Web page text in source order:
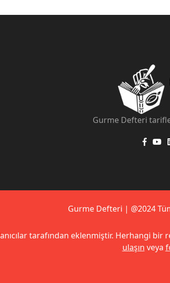
Gurme Defteri
Gurme Defteri | @2024
tarafından eklenmiştir. Herhangi
ulaşın veya